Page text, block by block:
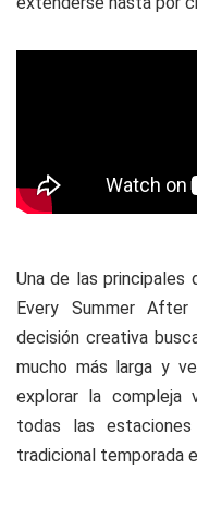
Una de las
Every Summer After
decisión creativa
mucho más larga y
explorar la compleja
todas las
tradicional temporada